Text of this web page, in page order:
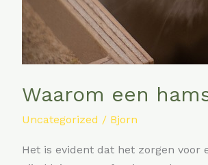
Waarom een
Uncategorized / Bjorn
Het is evident dat het zorgen voor